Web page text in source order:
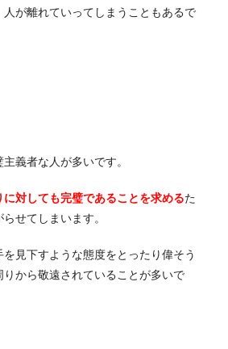
が離れていってしまうこともあるで
義者な人が多いです。
に対しても完璧であることを求めるた
せてしまいます。
見下すような態度をとったり偉そう
から敬遠されていることが多いで